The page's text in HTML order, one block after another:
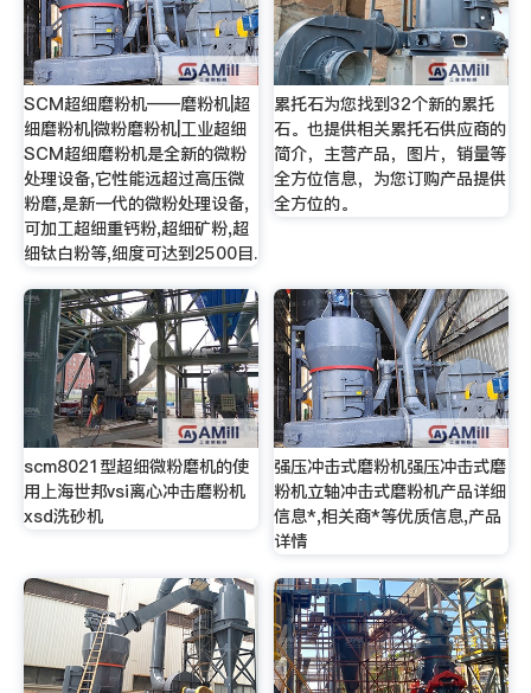
SCM超细磨粉机——磨粉机|超
细磨粉机|微粉磨粉机|工业超细
SCM超细磨粉机是全新的微粉
处理设备,它性能远超过高压微
粉磨,是新一代的微粉处理设备,
可加工超细重钙粉,超细矿粉,超
细钛白粉等,细度可达到2500目.
累托石为您找到32个新的累托
石。也提供相关累托石供应商的
简介，主营产品，图片，销量等
全方位信息，为您订购产品提供
全方位的。
scm8021型超细微粉磨机的使
用上海世邦vsi离心冲击磨粉机
xsd洗砂机
强压冲击式磨粉机强压冲击式磨
粉机立轴冲击式磨粉机产品详细
信息*,相关商*等优质信息,产品
详情